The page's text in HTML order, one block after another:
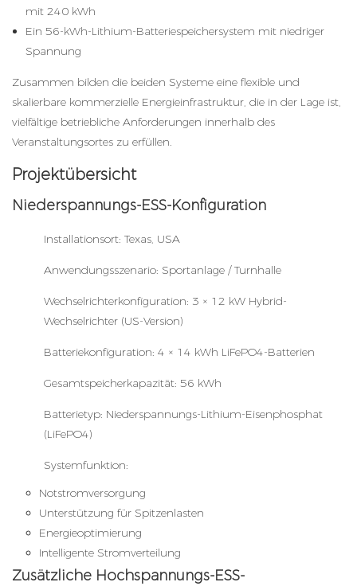
mit 240 kWh
Ein 56-kWh-Lithium-Batteriespeichersystem mit niedriger
Spannung
Zusammen bilden die beiden Systeme eine flexible und
skalierbare kommerzielle Energieinfrastruktur, die in der Lage ist,
vielfältige betriebliche Anforderungen innerhalb des
Veranstaltungsortes zu erfüllen.
Projektübersicht
Niederspannungs-ESS-Konfiguration
Installationsort: Texas, USA
Anwendungsszenario: Sportanlage / Turnhalle
Wechselrichterkonfiguration: 3 × 12 kW Hybrid-
Wechselrichter (US-Version)
Batteriekonfiguration: 4 × 14 kWh LiFePO4-Batterien
Gesamtspeicherkapazität: 56 kWh
Batterietyp: Niederspannungs-Lithium-Eisenphosphat
(LiFePO4)
Systemfunktion:
Notstromversorgung
Unterstützung für Spitzenlasten
Energieoptimierung
Intelligente Stromverteilung
Zusätzliche Hochspannungs-ESS-